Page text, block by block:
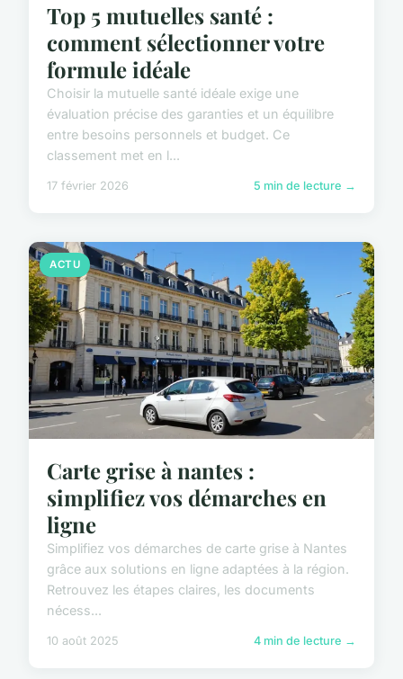
Top 5 mutuelles santé :
comment sélectionner votre
formule idéale
Choisir la mutuelle santé idéale exige une
évaluation précise des garanties et un équilibre
entre besoins personnels et budget. Ce
classement met en l...
17 février 2026 5 min de lecture →
ACTU
Carte grise à nantes :
simplifiez vos démarches en
ligne
Simplifiez vos démarches de carte grise à Nantes
grâce aux solutions en ligne adaptées à la région.
Retrouvez les étapes claires, les documents
nécess...
10 août 2025 4 min de lecture →